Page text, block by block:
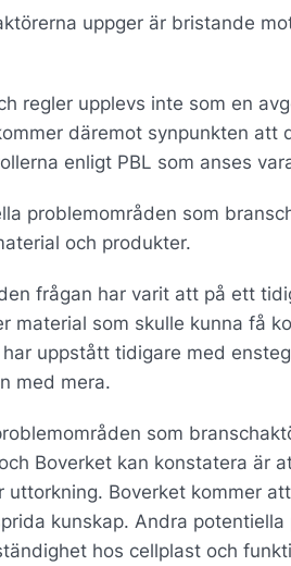
uppger är bristande
regler upplevs inte som en
däremot synpunkten
enligt PBL som anses
problemområden som
och produkter.
frågan har varit att på ett
material som skulle kunna få
uppstått tidigare med
med mera.
som
Boverket kan konstatera är
uttorkning. Boverket kommer
kunskap. Andra
hos cellplast och